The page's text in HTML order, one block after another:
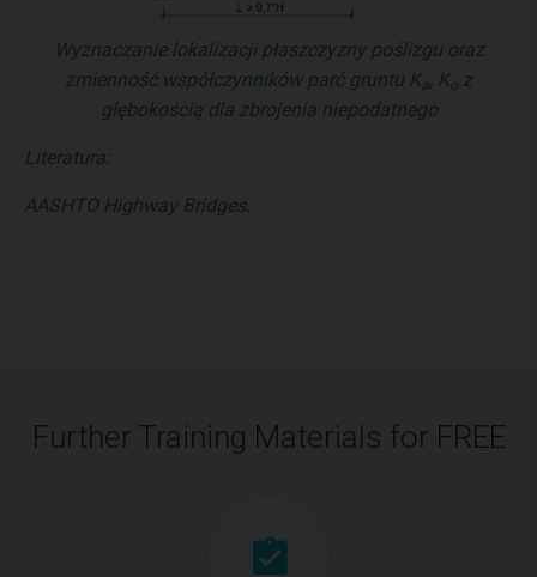
Wyznaczanie lokalizacji płaszczyzny poślizgu oraz
zmienność współczynników parć gruntu Ka K o z
głębokością dla zbrojenia niepodatnego
Literatura:
AASHTO Highway Bridges.
Further Training Materials for FREE